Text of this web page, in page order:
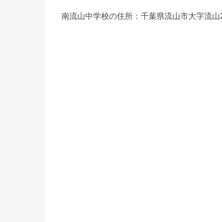
南流山中学校の住所： 千葉県流山市大字流山